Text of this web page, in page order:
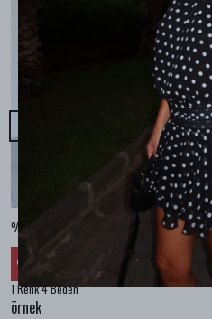
%100 KETEN CEPLİ ŞALVAR PANTOLON - Bej
% 30 ₺ 1,609.99
1 Renk 4 Beden
örnek